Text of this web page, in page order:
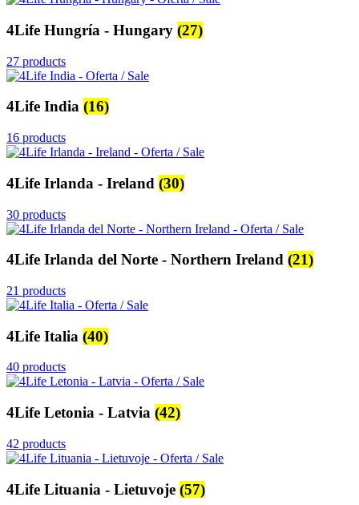
4Life Hungría - Hungary (27)
27 products
4Life India (16)
16 products
4Life Irlanda - Ireland (30)
30 products
4Life Irlanda del Norte - Northern Ireland (21)
21 products
4Life Italia (40)
40 products
4Life Letonia - Latvia (42)
42 products
4Life Lituania - Lietuvoje (57)